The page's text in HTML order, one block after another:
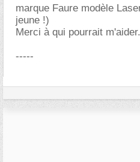
marque Faure modèle
jeune !)
Merci à qui pourrait m'aider.
-----